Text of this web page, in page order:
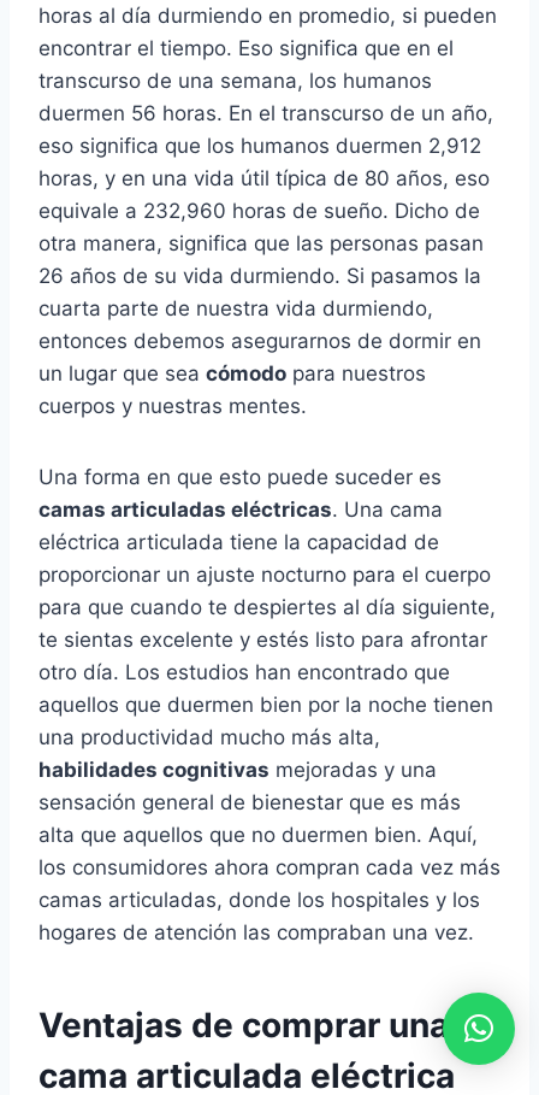
horas al día durmiendo en promedio, si pueden
encontrar el tiempo. Eso significa que en el
transcurso de una semana, los humanos
duermen 56 horas. En el transcurso de un año,
eso significa que los humanos duermen 2,912
horas, y en una vida útil típica de 80 años, eso
equivale a 232,960 horas de sueño. Dicho de
otra manera, significa que las personas pasan
26 años de su vida durmiendo. Si pasamos la
cuarta parte de nuestra vida durmiendo,
entonces debemos asegurarnos de dormir en
un lugar que sea cómodo para nuestros
cuerpos y nuestras mentes.
Una forma en que esto puede suceder es
camas articuladas eléctricas. Una cama
eléctrica articulada tiene la capacidad de
proporcionar un ajuste nocturno para el cuerpo
para que cuando te despiertes al día siguiente,
te sientas excelente y estés listo para afrontar
otro día. Los estudios han encontrado que
aquellos que duermen bien por la noche tienen
una productividad mucho más alta,
habilidades cognitivas mejoradas y una
sensación general de bienestar que es más
alta que aquellos que no duermen bien. Aquí,
los consumidores ahora compran cada vez más
camas articuladas, donde los hospitales y los
hogares de atención las compraban una vez.
Ventajas de comprar una
cama articulada eléctrica